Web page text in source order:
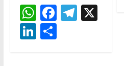
W
h
at
F
ac
e
T X
Li S